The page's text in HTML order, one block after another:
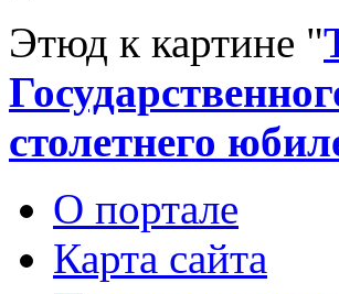
Этюд к картине "
столетнего
О портале
Карта сайта